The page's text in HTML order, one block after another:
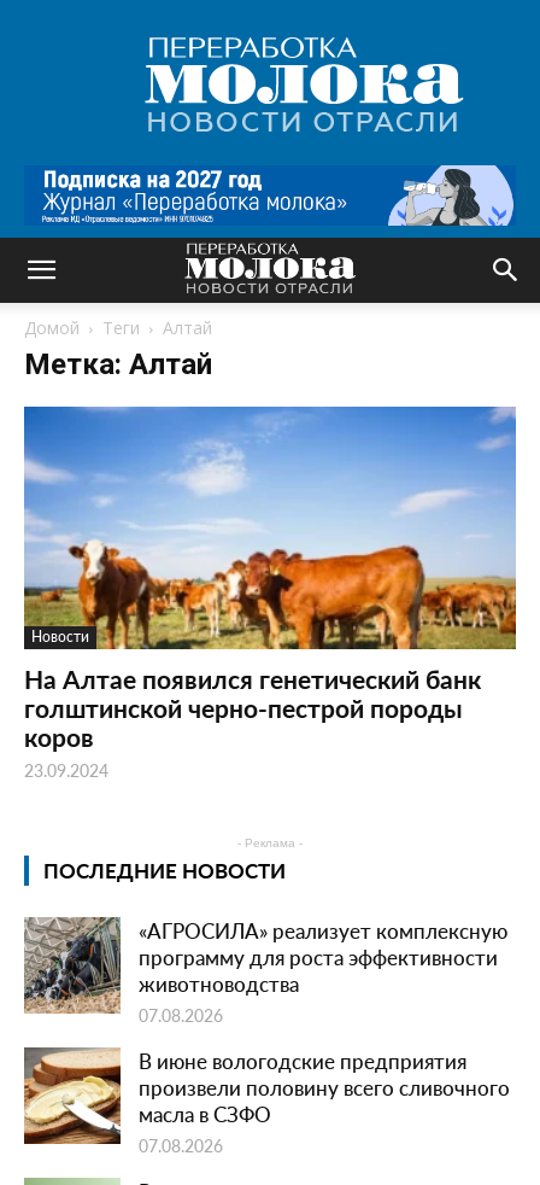
Переработка
молока
|
Новости
Домой Теги Алтай
Метка: Алтай
Новости
На Алтае появился генетический банк
голштинской черно-пестрой породы
коров
23.09.2024
- Реклама -
ПОСЛЕДНИЕ НОВОСТИ
«АГРОСИЛА» реализует комплексную
программу для роста эффективности
животноводства
07.08.2026
В июне вологодские предприятия
произвели половину всего сливочного
масла в СЗФО
07.08.2026